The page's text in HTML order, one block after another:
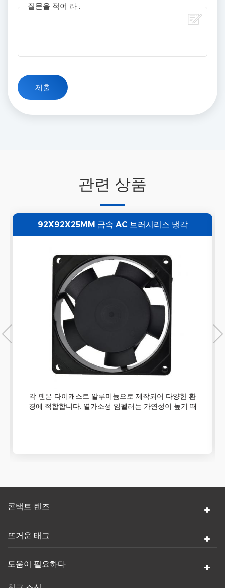
질문을 적어 라 :
관련 상품
92X92X25MM 금속 AC 브러시리스 냉각
각 팬은 다이캐스트 알루미늄으로 제작되어 다양한 환
경에 적합합니다. 열가소성 임펠러는 가연성이 높기 때
콘택트 렌즈
뜨거운 태그
도움이 필요하다